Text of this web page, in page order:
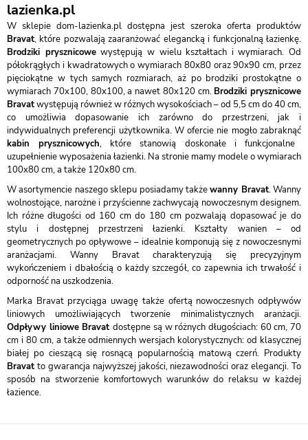
lazienka.pl
W sklepie dom-lazienka.pl dostępna jest szeroka oferta produktów
Bravat, które pozwalają zaaranżować elegancką i funkcjonalną łazienkę.
Brodziki prysznicowewystępują w wielu kształtach i wymiarach. Od
półokrągłych i kwadratowych o wymiarach 80x80 oraz 90x90 cm, przez
pięciokątne w tych samych rozmiarach, aż po brodziki prostokątne o
wymiarach 70x100, 80x100, a nawet 80x120 cm. Brodziki prysznicowe
Bravatwystępują również w różnych wysokościach – od 5,5 cm do 40 cm,
co umożliwia dopasowanie ich zarówno do przestrzeni, jak i
indywidualnych preferencji użytkownika. W ofercie nie mogło zabraknąć
kabin prysznicowych, które stanowią doskonałe i funkcjonalne
uzupełnienie wyposażenia łazienki. Na stronie mamy modele o wymiarach
100x80 cm, a także 120x80 cm.
W asortymencie naszego sklepu posiadamy takżewanny Bravat. Wanny
wolnostojące, narożne i przyścienne zachwycają nowoczesnym designem.
Ich różne długości od 160 cm do 180 cm pozwalają dopasować je do
stylu i dostępnej przestrzeni łazienki. Kształty wanien – od
geometrycznych po opływowe – idealnie komponują się z nowoczesnymi
aranżacjami. Wanny Bravat charakteryzują się precyzyjnym
wykończeniem i dbałością o każdy szczegół, co zapewnia ich trwałość i
odporność na uszkodzenia.
Marka Bravat przyciąga uwagę także ofertą nowoczesnych odpływów
liniowych umożliwiających tworzenie minimalistycznych aranżacji.
Odpływy liniowe Bravatdostępne są w różnych długościach: 60 cm, 70
cm i 80 cm, a także odmiennych wersjach kolorystycznych: od klasycznej
białej po cieszącą się rosnącą popularnością matową czerń. Produkty
Bravat to gwarancja najwyższej jakości, niezawodności oraz elegancji. To
sposób na stworzenie komfortowych warunków do relaksu w każdej
łazience.